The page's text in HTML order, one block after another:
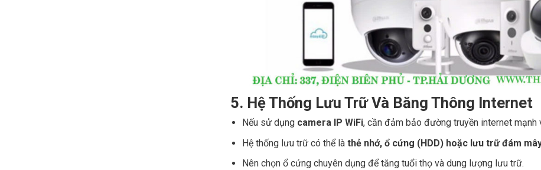
5. Hệ Thống Lưu Trữ Và Băng Thông Internet
Nếu sử dụng camera IP WiFi, cần đảm bảo đường truyền internet mạnh
Hệ thống lưu trữ có thể làthẻ nhớ, ổ cứng (HDD) hoặc lưu trữ đám
Nên chọn ổ cứng chuyên dụng để tăng tuổi thọ và dung lượng lưu trữ.